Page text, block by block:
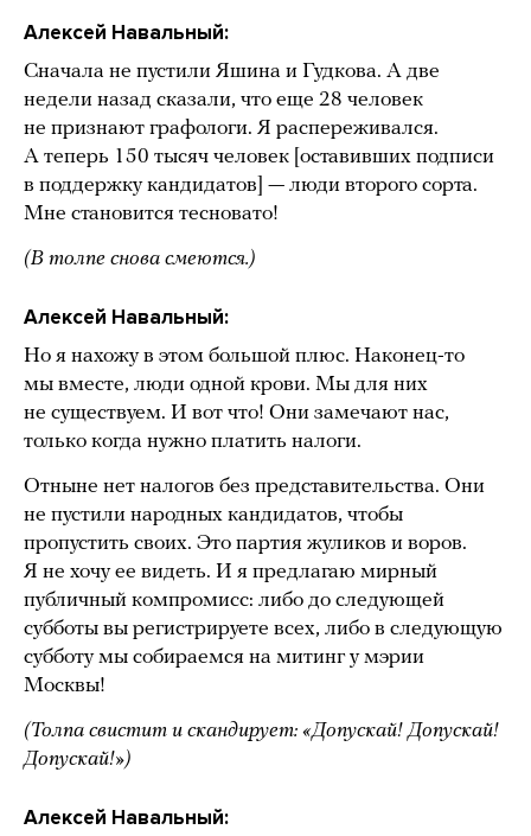
Алексей Навальный:
Сначала не пустили Яшина и Гудкова. А две
недели назад сказали, что еще 28 человек
не признают графологи. Я распереживался.
А теперь 150 тысяч человек [оставивших подписи
в поддержку кандидатов] — люди второго сорта.
Мне становится тесновато!
(В толпе снова смеются.)
Алексей Навальный:
Но я нахожу в этом большой плюс. Наконец-то
мы вместе, люди одной крови. Мы для них
не существуем. И вот что! Они замечают нас,
только когда нужно платить налоги.
Отныне нет налогов без представительства. Они
не пустили народных кандидатов, чтобы
пропустить своих. Это партия жуликов и воров.
Я не хочу ее видеть. И я предлагаю мирный
публичный компромисс: либо до следующей
субботы вы регистрируете всех, либо в следующую
субботу мы собираемся на митинг у мэрии
Москвы!
(Толпа свистит и скандирует: «Допускай! Допускай!
Допускай!»)
Алексей Навальный: